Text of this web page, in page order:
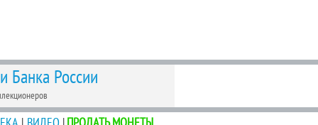
Банка России